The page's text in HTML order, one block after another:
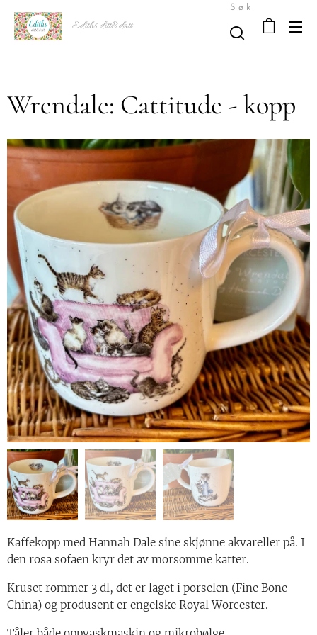
Ediths ditt&datt
Søk
Wrendale: Cattitude - kopp
Kaffekopp med Hannah Dale sine skjønne akvareller på. I
den rosa sofaen kryr det av morsomme katter.
Kruset rommer 3 dl, det er laget i porselen (Fine Bone
China) og produsent er engelske Royal Worcester.